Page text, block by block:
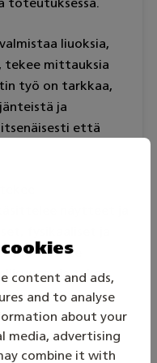
content and ads,
and to analyse
about your
media, advertising
combine it with
liuoksia,
mittauksia
työ on tarkkaa,
ja
että
näytteet ja
laskee
ja tekee
näytteiden
työskennellessään
kestävän